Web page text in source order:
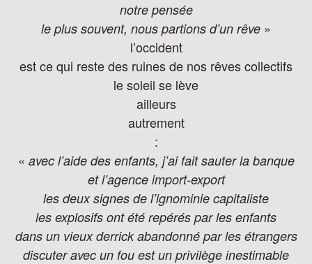
notre pensée
le plus souvent, nous partions d’un rêve »
l’occident
est ce qui reste des ruines de nos rêves collectifs
le soleil se lève
ailleurs
autrement
:
« avec l’aide des enfants, j’ai fait sauter la banque
et l’agence import-export
les deux signes de l’ignominie capitaliste
les explosifs ont été repérés par les enfants
dans un vieux derrick abandonné par les étrangers
discuter avec un fou est un privilège inestimable